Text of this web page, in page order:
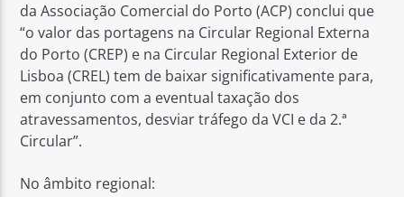
da Associação Comercial do Porto (ACP) conclui que
“o valor das portagens na Circular Regional Externa
do Porto (CREP) e na Circular Regional Exterior de
Lisboa (CREL) tem de baixar significativamente para,
em conjunto com a eventual taxação dos
atravessamentos, desviar tráfego da VCI e da 2.ª
Circular”.
No âmbito regional: